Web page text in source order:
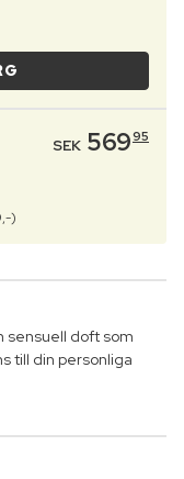
SEK 56995
)
sensuell doft som
till din personliga